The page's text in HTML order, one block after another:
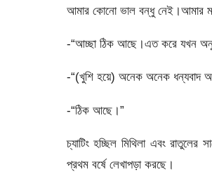
আমার কোনো ভাল বন্ধু নেই।আমার
-“আচ্ছা ঠিক আছে।এত করে যখন
-“(খুশি হয়ে) অনেক অনেক ধন্যবাদ
-“ঠিক আছে।”
চ্যাটিং হচ্ছিল মিথিলা এবং
প্রথম বর্ষে লেখাপড়া করছে।